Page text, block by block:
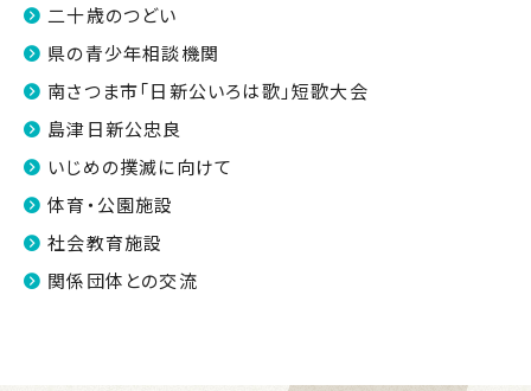
二十歳のつどい
県の青少年相談機関
南さつま市「日新公いろは歌」短歌大会
島津日新公忠良
いじめの撲滅に向けて
体育・公園施設
社会教育施設
関係団体との交流